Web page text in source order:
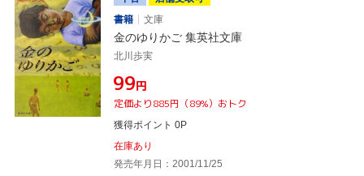
書籍
文庫
金のゆりかご 集英社文庫
北川歩実
¥99円
定価より885円（89%）おトク
獲得ポイント 0P
在庫あり
発売年月日：2001/11/25